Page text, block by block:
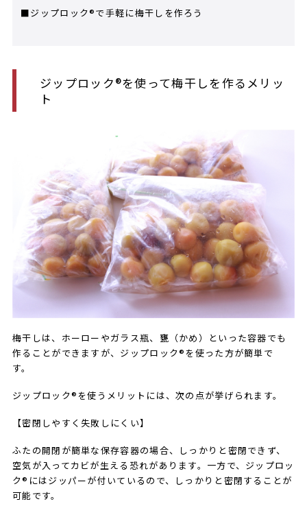
■ジップロック®で手軽に梅干しを作ろう
ジップロック®を使って梅干しを作るメリッ
ト
梅干しは、ホーローやガラス瓶、甕（かめ）といった容器でも
作ることができますが、ジップロック®を使った方が簡単で
す。
ジップロック®を使うメリットには、次の点が挙げられます。
【密閉しやすく失敗しにくい】
ふたの開閉が簡単な保存容器の場合、しっかりと密閉できず、
空気が入ってカビが生える恐れがあります。一方で、ジップロッ
ク®にはジッパーが付いているので、しっかりと密閉することが
可能です。